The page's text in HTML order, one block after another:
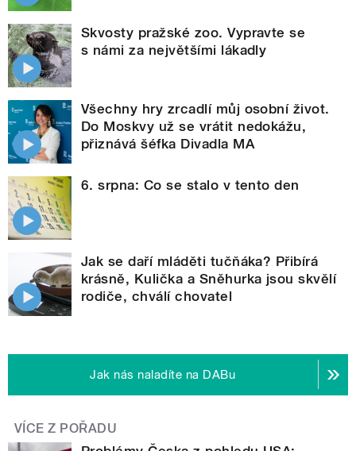
Skvosty pražské zoo. Vypravte se
s námi za největšími lákadly
Všechny hry zrcadlí můj osobní život.
Do Moskvy už se vrátit nedokážu,
přiznává šéfka Divadla MA
6. srpna: Co se stalo v tento den
Jak se daří mláděti tučňáka? Přibírá
krásně, Kulička a Sněhurka jsou skvělí
rodiče, chválí chovatel
Jak nás naladíte na DABu
VÍCE Z POŘADU